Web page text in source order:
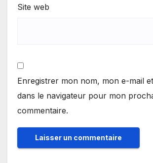
Site web
Enregistrer mon nom, mon e-mail
dans le navigateur pour mon
commentaire.